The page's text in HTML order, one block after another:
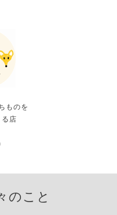
ものを
店
のこと